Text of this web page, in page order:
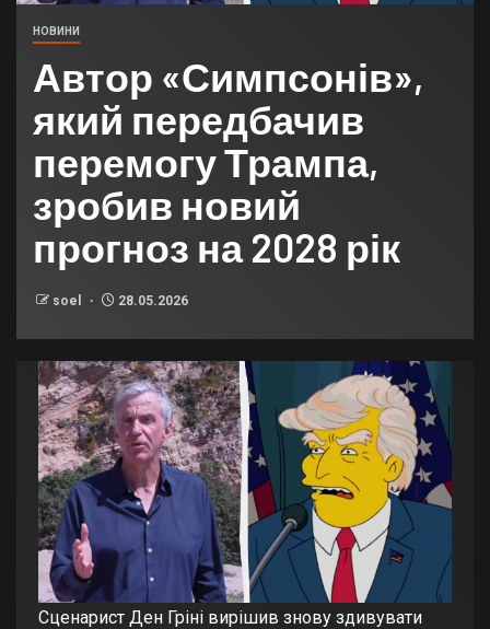
НОВИНИ
Автор «Симпсонів»,
який передбачив
перемогу Трампа,
зробив новий
прогноз на 2028 рік
soel 28.05.2026
Сценарист Ден Гріні вирішив знову здивувати